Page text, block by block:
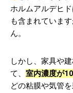
ホルムアルデヒ
も含まれていま
ん。
しかし、家具や
て、 室内濃度が
どの粘膜や気管